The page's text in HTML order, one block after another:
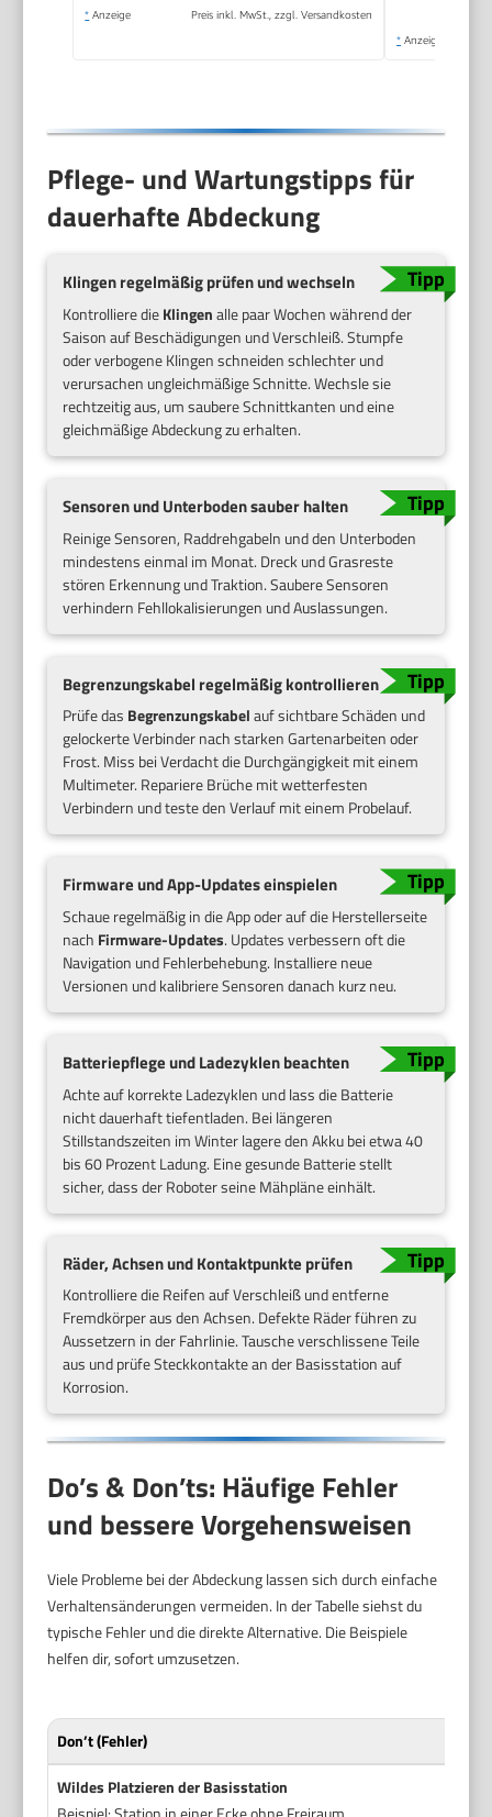
* Anzeige
Preis inkl. MwSt., zzgl. Versandkosten
* Anzeige
Pflege- und Wartungstipps für
dauerhafte Abdeckung
Klingen regelmäßig prüfen und wechseln
Kontrolliere dieKlingenalle paar Wochen während der
Saison auf Beschädigungen und Verschleiß. Stumpfe
oder verbogene Klingen schneiden schlechter und
verursachen ungleichmäßige Schnitte. Wechsle sie
rechtzeitig aus, um saubere Schnittkanten und eine
gleichmäßige Abdeckung zu erhalten.
Sensoren und Unterboden sauber halten
Reinige Sensoren, Raddrehgabeln und den Unterboden
mindestens einmal im Monat. Dreck und Grasreste
stören Erkennung und Traktion. Saubere Sensoren
verhindern Fehllokalisierungen und Auslassungen.
Begrenzungskabel regelmäßig kontrollieren
Prüfe das Begrenzungskabelauf sichtbare Schäden und
gelockerte Verbinder nach starken Gartenarbeiten oder
Frost. Miss bei Verdacht die Durchgängigkeit mit einem
Multimeter. Repariere Brüche mit wetterfesten
Verbindern und teste den Verlauf mit einem Probelauf.
Firmware und App-Updates einspielen
Schaue regelmäßig in die App oder auf die Herstellerseite
nach Firmware-Updates. Updates verbessern oft die
Navigation und Fehlerbehebung. Installiere neue
Versionen und kalibriere Sensoren danach kurz neu.
Batteriepflege und Ladezyklen beachten
Achte auf korrekte Ladezyklen und lass die Batterie
nicht dauerhaft tiefentladen. Bei längeren
Stillstandszeiten im Winter lagere den Akku bei etwa 40
bis 60 Prozent Ladung. Eine gesunde Batterie stellt
sicher, dass der Roboter seine Mähpläne einhält.
Räder, Achsen und Kontaktpunkte prüfen
Kontrolliere die Reifen auf Verschleiß und entferne
Fremdkörper aus den Achsen. Defekte Räder führen zu
Aussetzern in der Fahrlinie. Tausche verschlissene Teile
aus und prüfe Steckkontakte an der Basisstation auf
Korrosion.
Do’s & Don’ts: Häufige Fehler
und bessere Vorgehensweisen
Viele Probleme bei der Abdeckung lassen sich durch einfache
Verhaltensänderungen vermeiden. In der Tabelle siehst du
typische Fehler und die direkte Alternative. Die Beispiele
helfen dir, sofort umzusetzen.
Don’t (Fehler)
Wildes Platzieren der Basisstation